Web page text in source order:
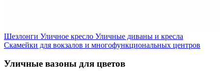
Шезлонги Уличное кресло Уличные диваны и кресла
Скамейки для вокзалов и многофункциональных центров
Уличные вазоны для цветов